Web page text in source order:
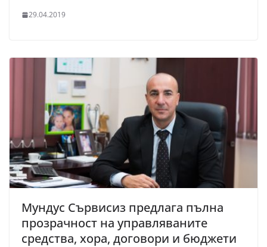
29.04.2019
Мундус Сървисиз предлага пълна
прозрачност на управляваните
средства, хора, договори и бюджети